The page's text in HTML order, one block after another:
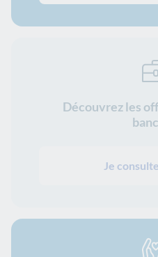
Découvrez les
Je